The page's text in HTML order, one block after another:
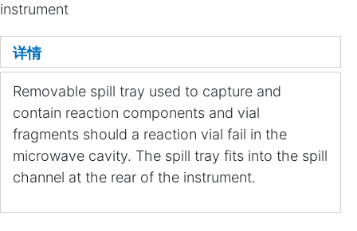
instrument
详情
Removable spill tray used to capture and
contain reaction components and vial
fragments should a reaction vial fail in the
microwave cavity. The spill tray fits into the spill
channel at the rear of the instrument.